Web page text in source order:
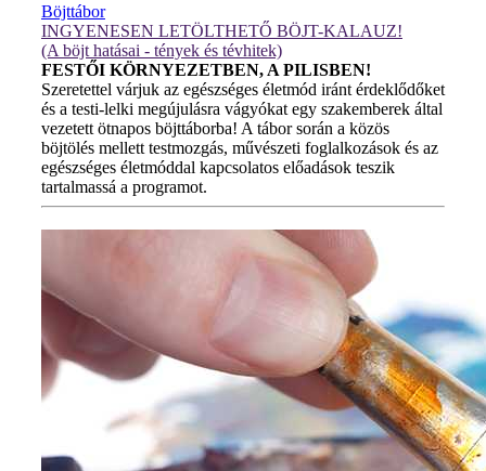
Böjttábor
INGYENESEN LETÖLTHETŐ BÖJT-KALAUZ!
(A böjt hatásai - tények és tévhitek)
FESTŐI KÖRNYEZETBEN, A PILISBEN!
Szeretettel várjuk az egészséges életmód iránt érdeklődőket
és a testi-lelki megújulásra vágyókat egy szakemberek által
vezetett ötnapos böjttáborba! A tábor során a közös
böjtölés mellett testmozgás, művészeti foglalkozások és az
egészséges életmóddal kapcsolatos előadások teszik
tartalmassá a programot.